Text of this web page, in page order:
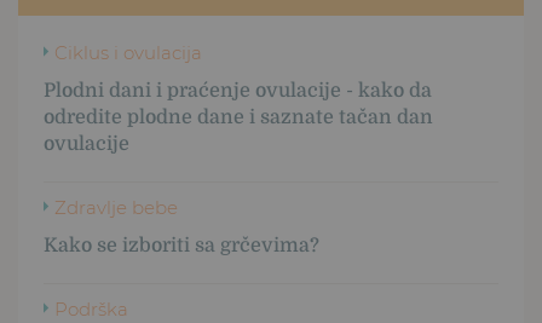
Ciklus i ovulacija
Plodni dani i praćenje ovulacije - kako da
odredite plodne dane i saznate tačan dan
ovulacije
Zdravlje bebe
Kako se izboriti sa grčevima?
Podrška